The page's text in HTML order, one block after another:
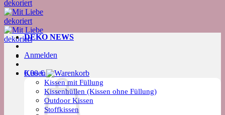
Kissen
Kissen mit Füllung
Kissenhüllen (Kissen ohne Füllung)
Outdoor Kissen
Stoffkissen
DEKO NEWS
Anmelden
0,00€